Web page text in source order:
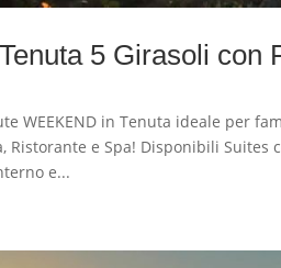
5 Girasoli con
WEEKEND in Tenuta ideale per
Ristorante e Spa! Disponibili
e...